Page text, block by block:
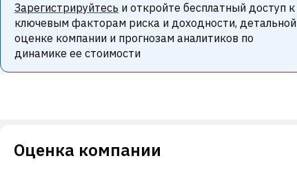
Зарегистрируйтесь и откройте бесплатный доступ к
ключевым факторам риска и доходности, детальной
оценке компании и прогнозам аналитиков по
динамике ее стоимости
Оценка компании